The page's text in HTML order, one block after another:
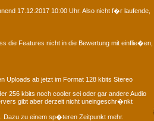
17.12.2017 10:00 Uhr. Also nicht f�r laufende,
die Features nicht in die Bewertung mit einflie�en,
Uploads ab jetzt im Format 128 kbits Stereo
256 kbits noch cooler sei oder gar andere Audio
gibt aber derzeit nicht uneingeschr�nkt
Dazu zu einem sp�teren Zeitpunkt mehr.